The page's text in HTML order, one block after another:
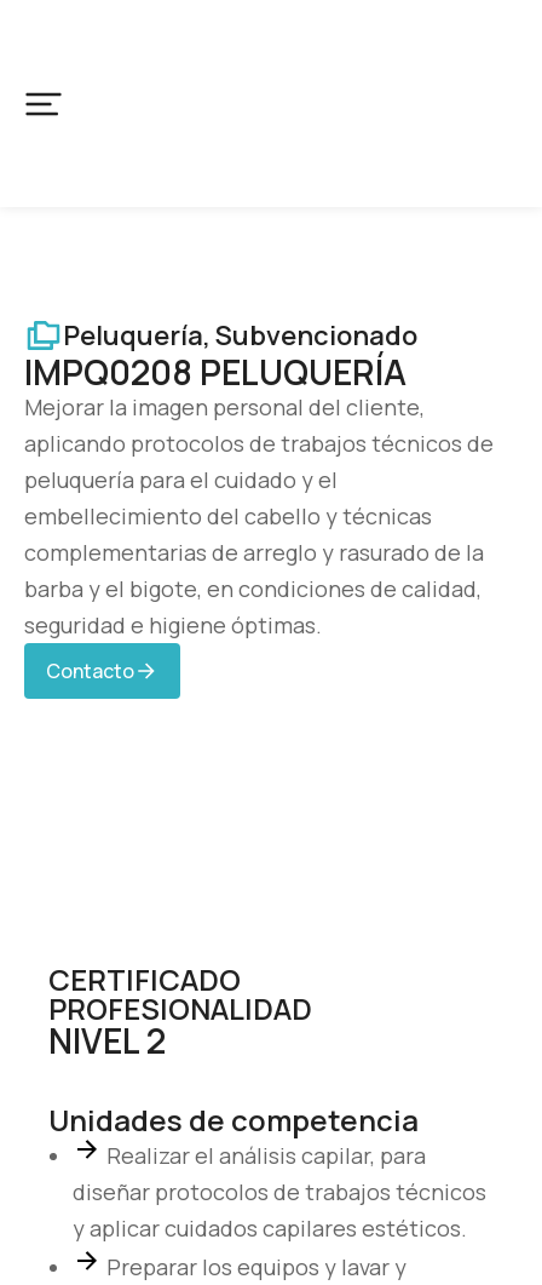
Peluquería, Subvencionado
IMPQ0208 PELUQUERÍA
Mejorar la imagen personal del cliente,
aplicando protocolos de trabajos técnicos de
peluquería para el cuidado y el
embellecimiento del cabello y técnicas
complementarias de arreglo y rasurado de la
barba y el bigote, en condiciones de calidad,
seguridad e higiene óptimas.
Contacto
Unidades de competencia
Realizar el análisis capilar, para
diseñar protocolos de trabajos técnicos
y aplicar cuidados capilares estéticos.
Preparar los equipos y lavar y
CERTIFICADO
PROFESIONALIDAD
NIVEL 2
cookies no
son
opcionales.
para que
funcione la
web.
Estadísticas